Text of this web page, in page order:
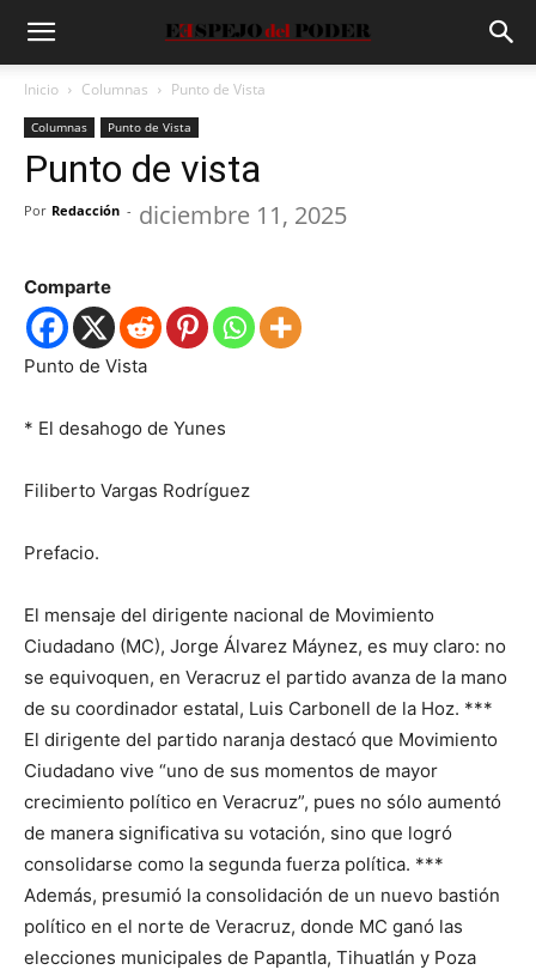
Inicio Columnas Punto de Vista
Columnas Punto de Vista
Punto de vista
Por Redacción - diciembre 11, 2025
Comparte
Punto de Vista
* El desahogo de Yunes
Filiberto Vargas Rodríguez
Prefacio.
El mensaje del dirigente nacional de Movimiento
Ciudadano (MC), Jorge Álvarez Máynez, es muy claro: no
se equivoquen, en Veracruz el partido avanza de la mano
de su coordinador estatal, Luis Carbonell de la Hoz. ***
El dirigente del partido naranja destacó que Movimiento
Ciudadano vive “uno de sus momentos de mayor
crecimiento político en Veracruz”, pues no sólo aumentó
de manera significativa su votación, sino que logró
consolidarse como la segunda fuerza política. ***
Además, presumió la consolidación de un nuevo bastión
político en el norte de Veracruz, donde MC ganó las
elecciones municipales de Papantla, Tihuatlán y Poza